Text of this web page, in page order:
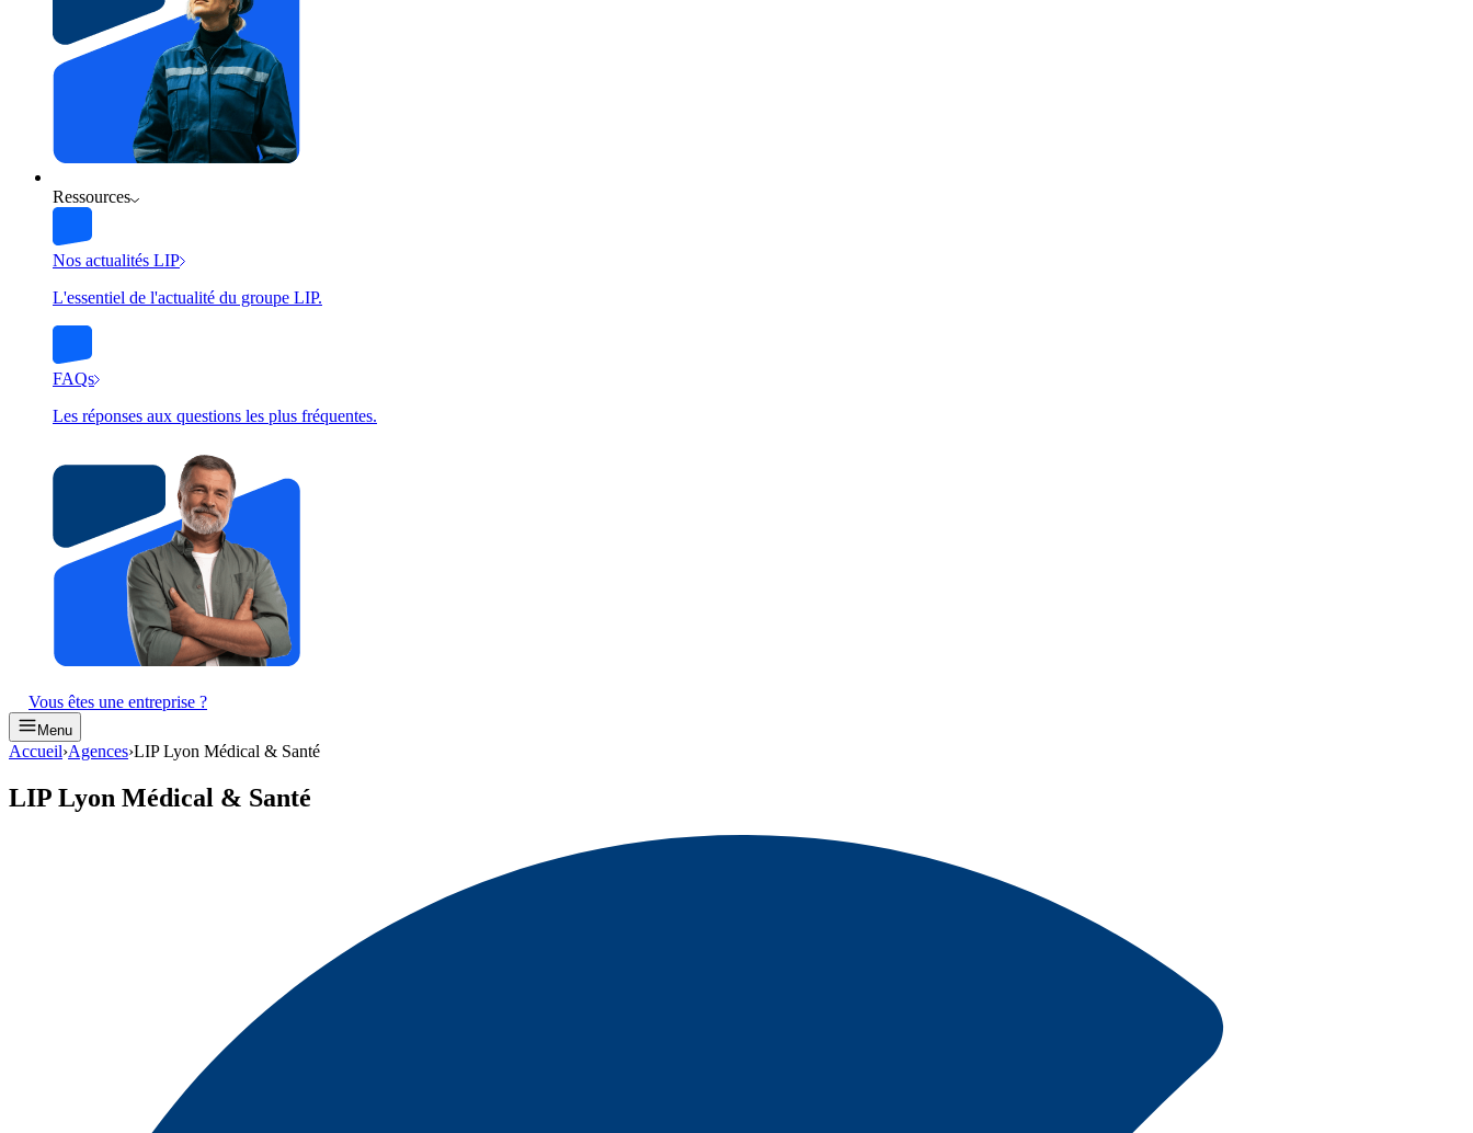
Ressources
Nos actualités LIP
L'essentiel de l'actualité du groupe LIP.
FAQs
Les réponses aux questions les plus fréquentes.
Vous êtes une entreprise ?
Menu
Accueil›Agences›LIP Lyon Médical & Santé
LIP Lyon Médical & Santé